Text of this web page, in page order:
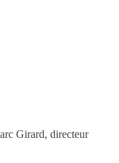
Girard, directeur